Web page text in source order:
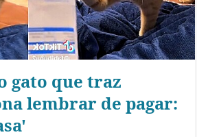
gato que traz
lembrar de pagar: